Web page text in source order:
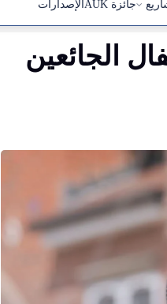
جائزة AUK الإصدارات
الجائعين